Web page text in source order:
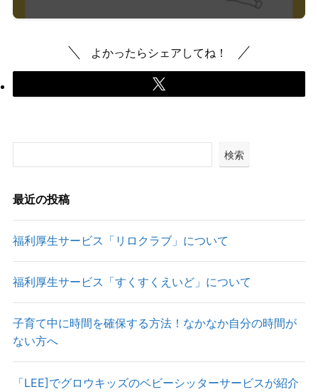
よかったらシェアしてね！
検索
最近の投稿
福利厚生サービス「リロクラブ」について
福利厚生サービス「すくすくえいど」について
子育て中に時間を確保する方法！なかなか自分の時間が
ない方へ
「LEE]でグロウキッズのベビーシッターサービスが紹介